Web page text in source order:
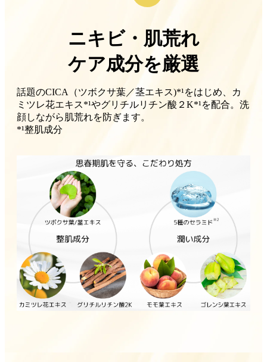
ニキビ・肌荒れ
ケア成分を厳選
話題のCICA（ツボクサ葉／茎エキス)*¹をはじめ、カ
ミツレ花エキス*¹やグリチルリチン酸２K*¹を配合。洗
顔しながら肌荒れを防ぎます。
*¹整肌成分